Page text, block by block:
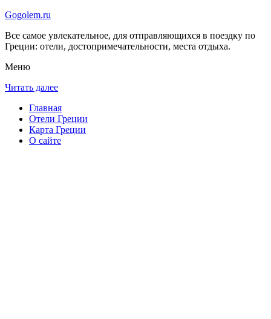
Gogolem.ru
Все самое увлекательное, для отправляющихся в поездку по
Греции: отели, достопримечательности, места отдыха.
Меню
Читать далее
Главная
Отели Греции
Карта Греции
О сайте